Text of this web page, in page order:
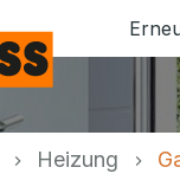
Heizung